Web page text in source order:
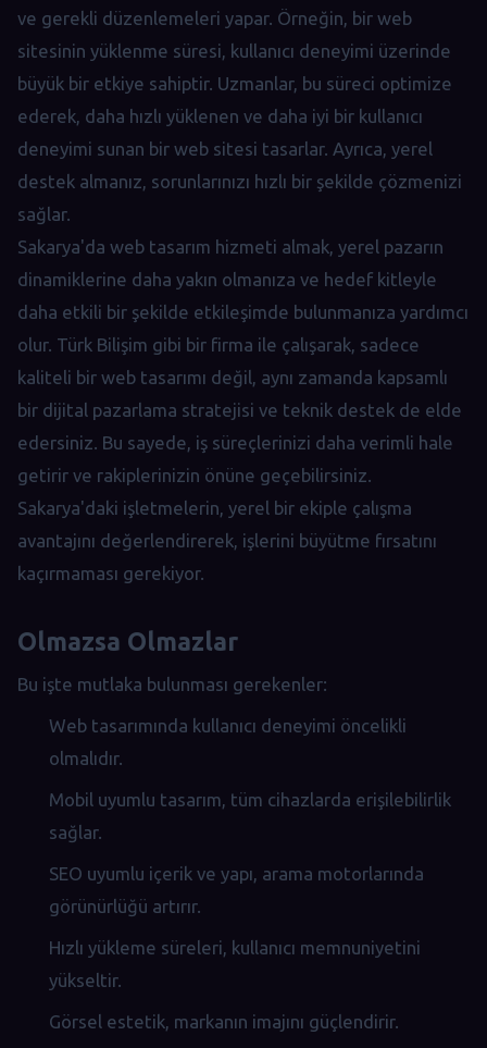
ve gerekli düzenlemeleri yapar. Örneğin, bir web
sitesinin yüklenme süresi, kullanıcı deneyimi üzerinde
büyük bir etkiye sahiptir. Uzmanlar, bu süreci optimize
ederek, daha hızlı yüklenen ve daha iyi bir kullanıcı
deneyimi sunan bir web sitesi tasarlar. Ayrıca, yerel
destek almanız, sorunlarınızı hızlı bir şekilde çözmenizi
sağlar.
Sakarya'da web tasarım hizmeti almak, yerel pazarın
dinamiklerine daha yakın olmanıza ve hedef kitleyle
daha etkili bir şekilde etkileşimde bulunmanıza yardımcı
olur. Türk Bilişim gibi bir firma ile çalışarak, sadece
kaliteli bir web tasarımı değil, aynı zamanda kapsamlı
bir dijital pazarlama stratejisi ve teknik destek de elde
edersiniz. Bu sayede, iş süreçlerinizi daha verimli hale
getirir ve rakiplerinizin önüne geçebilirsiniz.
Sakarya'daki işletmelerin, yerel bir ekiple çalışma
avantajını değerlendirerek, işlerini büyütme fırsatını
kaçırmaması gerekiyor.
Olmazsa Olmazlar
Bu işte mutlaka bulunması gerekenler:
Web tasarımında kullanıcı deneyimi öncelikli
olmalıdır.
Mobil uyumlu tasarım, tüm cihazlarda erişilebilirlik
sağlar.
SEO uyumlu içerik ve yapı, arama motorlarında
görünürlüğü artırır.
Hızlı yükleme süreleri, kullanıcı memnuniyetini
yükseltir.
Görsel estetik, markanın imajını güçlendirir.